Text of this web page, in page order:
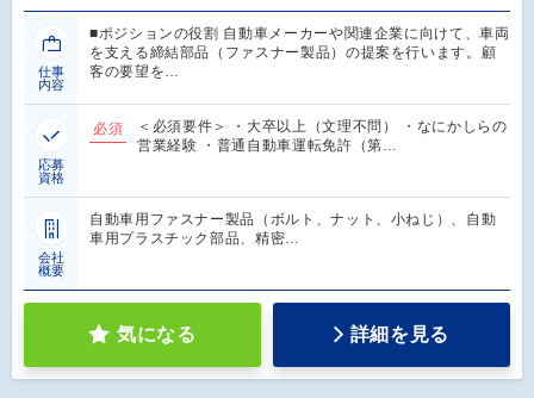
仕事
内容
■ポジションの役割 自動車メーカーや関連企業に向けて、車両
を支える締結部品（ファスナー製品）の提案を行います。顧
客の要望を…
応募
資格
必須
＜必須要件＞ ・大卒以上（文理不問） ・なにかしらの
営業経験 ・普通自動車運転免許（第…
会社
概要
自動車用ファスナー製品（ボルト、ナット、小ねじ）、自動
車用プラスチック部品、精密…
気になる 詳細を見る